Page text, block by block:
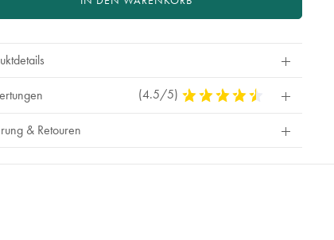
(4.5/5) 4,5
Stars
& Retouren